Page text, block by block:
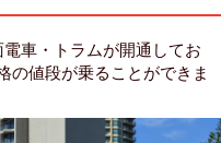
車・トラムが開通してお
の値段が乗ることができま